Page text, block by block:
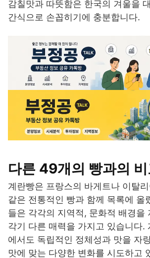
감칠맛과 따뜻함은 한국의 겨울을
간식으로 손꼽히기에 충분합니다.
다른 49개의 빵과의
계란빵은 프랑스의 바게트나 이탈
같은 전통적인 빵과 함께 목록에 올
들은 각각의 지역적, 문화적 배경을
각기 다른 매력을 가지고 있습니다.
에서도 독립적인 정체성과 맛을 자
맛에 맞는 다양한 변화를 시도하고